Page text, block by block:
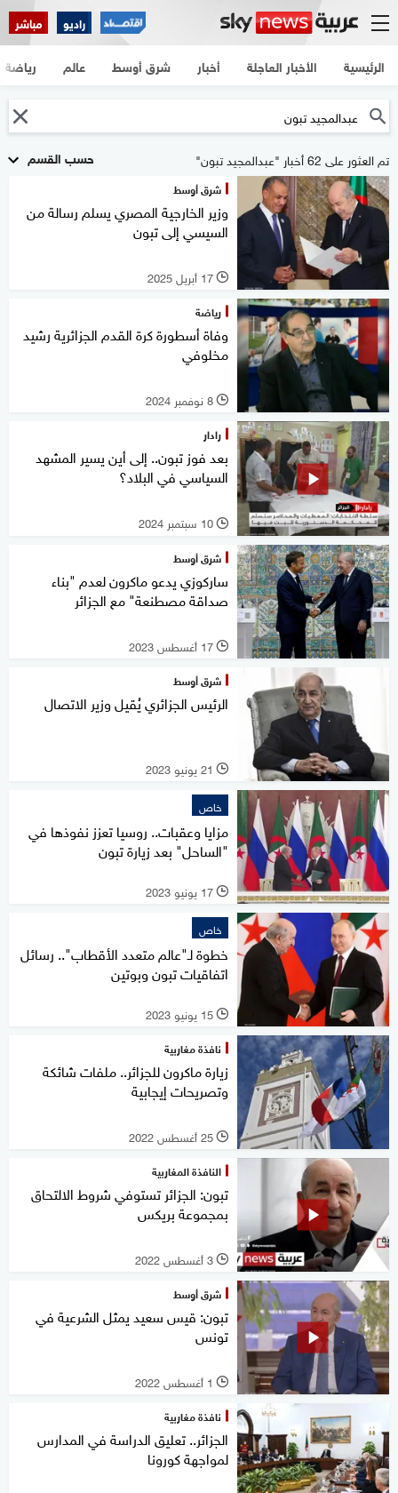
راديو مباشر
الرئيسية الأخبار العاجلة أخبار شرق أوسط عالم رياضة
حسب القسم تم العثور على 62 أخبار "عبدالمجيد تبون"
شرق أوسط
وزير الخارجية المصري يسلم رسالة من
السيسي إلى تبون
l 17 أبريل 2025
رياضة
وفاة أسطورة كرة القدم الجزائرية رشيد
مخلوفي
l 8 نوفمبر 2024
رادار
بعد فوز تبون.. إلى أين يسير المشهد
السياسي في البلاد؟
l 10 سبتمبر 2024
شرق أوسط
ساركوزي يدعو ماكرون لعدم "بناء
صداقة مصطنعة" مع الجزائر
l 17 أغسطس 2023
شرق أوسط
الرئيس الجزائري يُقيل وزير الاتصال
l 21 يونيو 2023
خاص
مزايا وعقبات.. روسيا تعزز نفوذها في
"الساحل" بعد زيارة تبون
l 17 يونيو 2023
خاص
خطوة لـ"عالم متعدد الأقطاب".. رسائل
اتفاقيات تبون وبوتين
l 15 يونيو 2023
نافذة مغاربية
زيارة ماكرون للجزائر.. ملفات شائكة
وتصريحات إيجابية
l 25 أغسطس 2022
النافذة المغاربية
تبون: الجزائر تستوفي شروط الالتحاق
بمجموعة بريكس
l 3 أغسطس 2022
شرق أوسط
تبون: قيس سعيد يمثل الشرعية في
تونس
l 1 أغسطس 2022
نافذة مغاربية
الجزائر.. تعليق الدراسة في المدارس
لمواجهة كورونا